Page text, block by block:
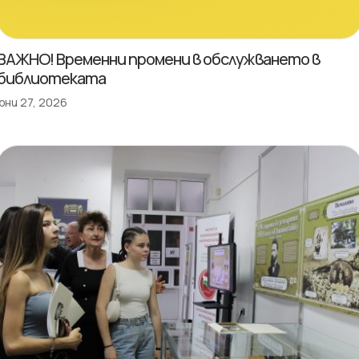
Временни промени в обслужването в
27, 2026